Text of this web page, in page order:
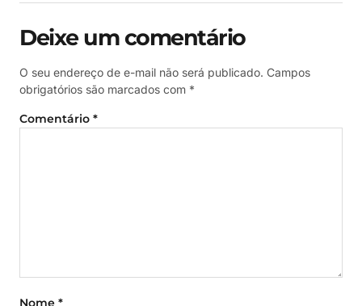
Deixe um comentário
O seu endereço de e-mail não será publicado. Campos
obrigatórios são marcados com *
Comentário *
Nome *